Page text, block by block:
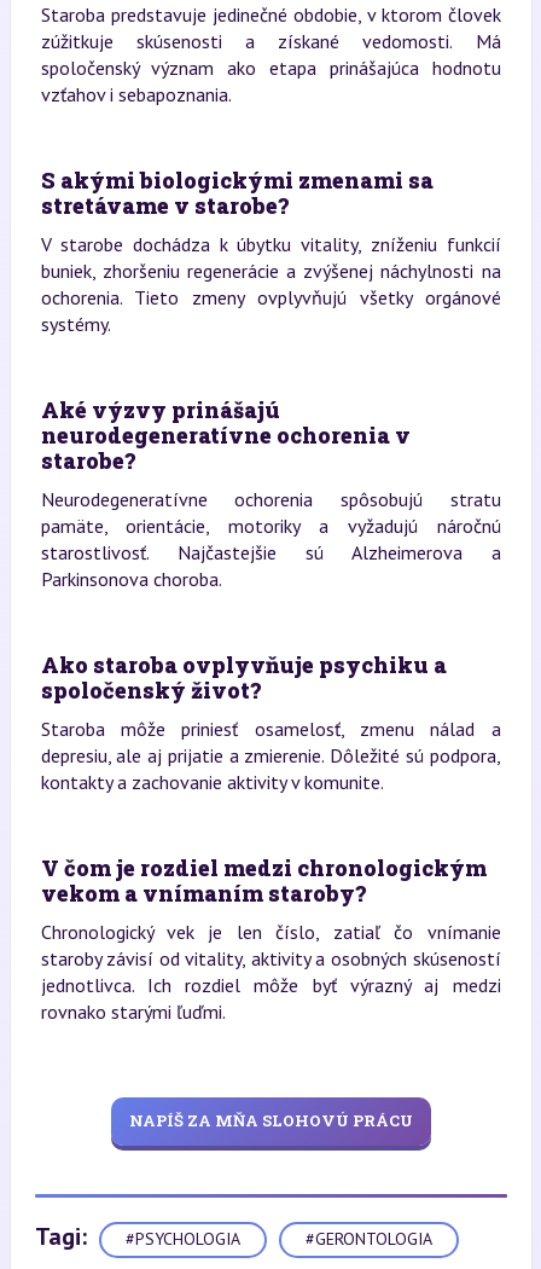
Staroba predstavuje jedinečné obdobie, v ktorom človek
zúžitkuje skúsenosti a získané vedomosti. Má
spoločenský význam ako etapa prinášajúca hodnotu
vzťahov i sebapoznania.
S akými biologickými zmenami sa
stretávame v starobe?
V starobe dochádza k úbytku vitality, zníženiu funkcií
buniek, zhoršeniu regenerácie a zvýšenej náchylnosti na
ochorenia. Tieto zmeny ovplyvňujú všetky orgánové
systémy.
Aké výzvy prinášajú
neurodegeneratívne ochorenia v
starobe?
Neurodegeneratívne ochorenia spôsobujú stratu
pamäte, orientácie, motoriky a vyžadujú náročnú
starostlivosť. Najčastejšie sú Alzheimerova a
Parkinsonova choroba.
Ako staroba ovplyvňuje psychiku a
spoločenský život?
Staroba môže priniesť osamelosť, zmenu nálad a
depresiu, ale aj prijatie a zmierenie. Dôležité sú podpora,
kontakty a zachovanie aktivity v komunite.
V čom je rozdiel medzi chronologickým
vekom a vnímaním staroby?
Chronologický vek je len číslo, zatiaľ čo vnímanie
staroby závisí od vitality, aktivity a osobných skúseností
jednotlivca. Ich rozdiel môže byť výrazný aj medzi
rovnako starými ľuďmi.
NAPÍŠ ZA MŇA SLOHOVÚ PRÁCU
Tagi: #PSYCHOLOGIA #GERONTOLOGIA